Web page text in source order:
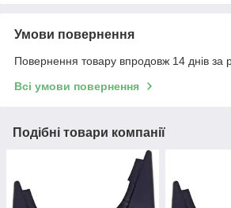
Умови повернення
Повернення товару впродовж 14 днів за
Всі умови повернення
Подібні товари компанії